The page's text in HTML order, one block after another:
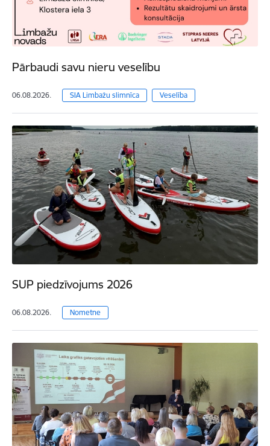
Pārbaudi savu nieru veselību
06.08.2026. SIA Limbažu slimnīca Veselība
SUP piedzīvojums 2026
06.08.2026. Nometne